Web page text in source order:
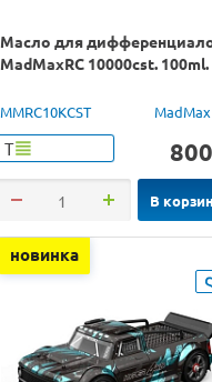
Масло для
MadMaxRC 10000cst. 100ml.
MMRC10KCST
Т 800
В
новинка